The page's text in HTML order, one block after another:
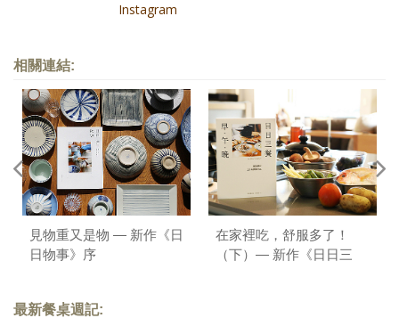
Instagram
相關連結:
見物重又是物 — 新作《日
日物事》序
在家裡吃，舒服多了！
（下）— 新作《日日三
最新餐桌週記: